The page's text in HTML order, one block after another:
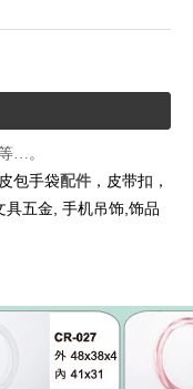
…。
包手袋配件 ，皮带扣，
具五金, 手机吊饰,饰品